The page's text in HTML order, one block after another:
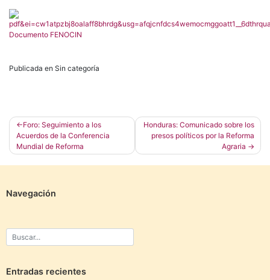
Documento FENOCIN
Publicada en Sin categoría
Navegación
de
entradas
Foro: Seguimiento a los
Acuerdos de la Conferencia
Mundial de Reforma
Honduras: Comunicado sobre los
presos políticos por la Reforma
Agraria
Navegación
Entradas recientes